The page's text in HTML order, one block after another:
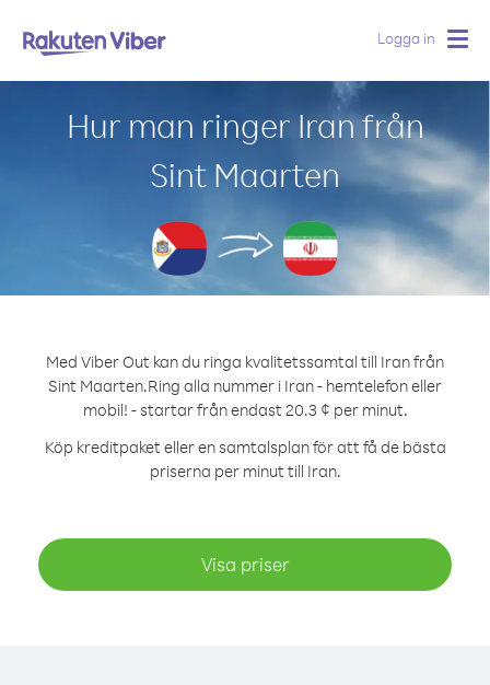
Logga in
Hur man ringer Iran från
Sint Maarten
Med Viber Out kan du ringa kvalitetssamtal till Iran från
Sint Maarten.Ring alla nummer i Iran - hemtelefon eller
mobil! - startar från endast 20.3 ¢ per minut.
Köp kreditpaket eller en samtalsplan för att få de bästa
priserna per minut till Iran.
Visa priser